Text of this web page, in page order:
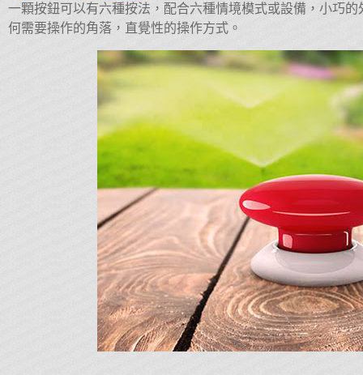
一顆按鈕可以有六種按法，配合六種情境模式或設備，小巧
何需要操作的角落，直覺性的操作方式。